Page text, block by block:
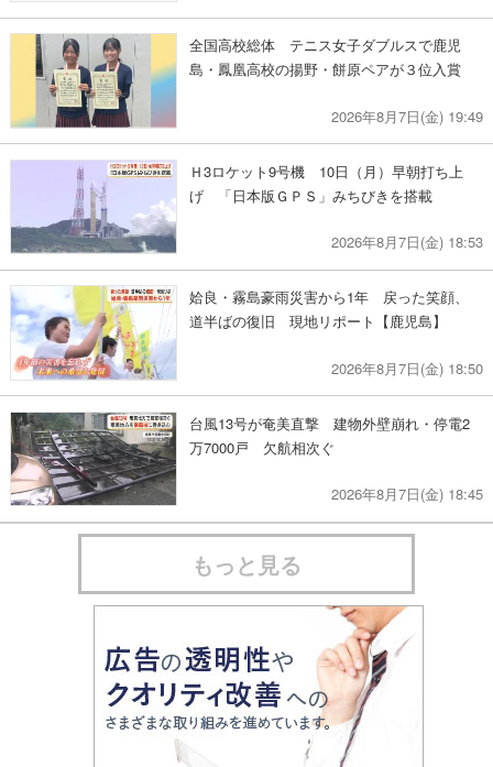
全国高校総体 テニス女子ダブルスで鹿児
島・鳳凰高校の揚野・餅原ペアが３位入賞
2026年8月7日(金) 19:49
Ｈ3ロケット9号機 10日（月）早朝打ち上
げ 「日本版ＧＰＳ」みちびきを搭載
2026年8月7日(金) 18:53
姶良・霧島豪雨災害から1年 戻った笑顔、
道半ばの復旧 現地リポート【鹿児島】
2026年8月7日(金) 18:50
台風13号が奄美直撃 建物外壁崩れ・停電2
万7000戸 欠航相次ぐ
2026年8月7日(金) 18:45
もっと見る